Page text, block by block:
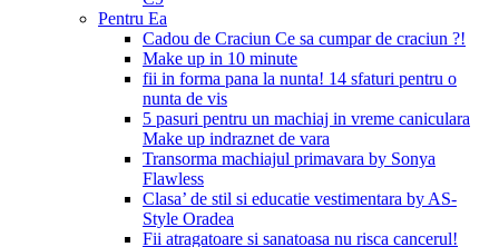
Pentru Ea
Cadou de Craciun Ce sa cumpar de craciun ?!
Make up in 10 minute
fii in forma pana la nunta! 14 sfaturi pentru o
nunta de vis
5 pasuri pentru un machiaj in vreme caniculara
Make up indraznet de vara
Transorma machiajul primavara by Sonya
Flawless
Clasa’ de stil si educatie vestimentara by AS-
Style Oradea
Fii atragatoare si sanatoasa nu risca cancerul!